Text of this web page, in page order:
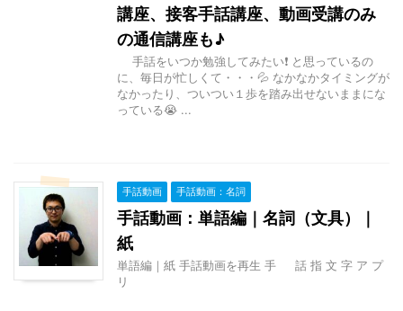
講座、接客手話講座、動画受講のみ
の通信講座も♪
手話をいつか勉強してみたい❗ と思っているの
に、毎日が忙しくて・・・💦 なかなかタイミングが
なかったり、ついつい１歩を踏み出せないままにな
っている😭 ...
手話動画 手話動画：名詞
手話動画：単語編｜名詞（文具）｜
紙
単語編｜紙 手話動画を再生 手 話 指 文 字 ア プ
リ